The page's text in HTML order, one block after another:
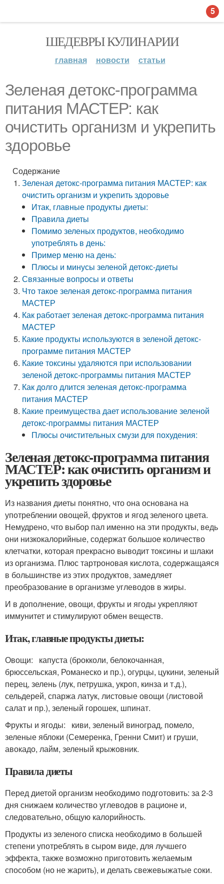
ШЕДЕВРЫ КУЛИНАРИИ
главная новости статьи
Зеленая детокс-программа
питания МАСТЕР: как
очистить организм и укрепить
здоровье
Содержание
Зеленая детокс-программа питания МАСТЕР: как
очистить организм и укрепить здоровье
Итак, главные продукты диеты:
Правила диеты
Помимо зеленых продуктов, необходимо
употреблять в день:
Пример меню на день:
Плюсы и минусы зеленой детокс-диеты
Связанные вопросы и ответы
Что такое зеленая детокс-программа питания
МАСТЕР
Как работает зеленая детокс-программа питания
МАСТЕР
Какие продукты используются в зеленой детокс-
программе питания МАСТЕР
Какие токсины удаляются при использовании
зеленой детокс-программы питания МАСТЕР
Как долго длится зеленая детокс-программа
питания МАСТЕР
Какие преимущества дает использование зеленой
детокс-программы питания МАСТЕР
Плюсы очистительных смузи для похудения:
Зеленая детокс-программа питания
МАСТЕР: как очистить организм и
укрепить здоровье
Из названия диеты понятно, что она основана на
употреблении овощей, фруктов и ягод зеленого цвета.
Немудрено, что выбор пал именно на эти продукты, ведь
они низкокалорийные, содержат большое количество
клетчатки, которая прекрасно выводит токсины и шлаки
из организма. Плюс тартроновая кислота, содержащаяся
в большинстве из этих продуктов, замедляет
преобразование в организме углеводов в жиры.
И в дополнение, овощи, фрукты и ягоды укрепляют
иммунитет и стимулируют обмен веществ.
Итак, главные продукты диеты:
Овощи: капуста (брокколи, белокочанная,
брюссельская, Романеско и пр.), огурцы, цукини, зеленый
перец, зелень (лук, петрушка, укроп, кинза и т.д.),
сельдерей, спаржа латук, листовые овощи (листовой
салат и пр.), зеленый горошек, шпинат.
Фрукты и ягоды: киви, зеленый виноград, помело,
зеленые яблоки (Семеренка, Гренни Смит) и груши,
авокадо, лайм, зеленый крыжовник.
Правила диеты
Перед диетой организм необходимо подготовить: за 2-3
дня снижаем количество углеводов в рационе и,
следовательно, общую калорийность.
Продукты из зеленого списка необходимо в большей
степени употреблять в сыром виде, для лучшего
эффекта, также возможно приготовить желаемым
способом (но не жарить), и делать свежевыжатые соки.
5